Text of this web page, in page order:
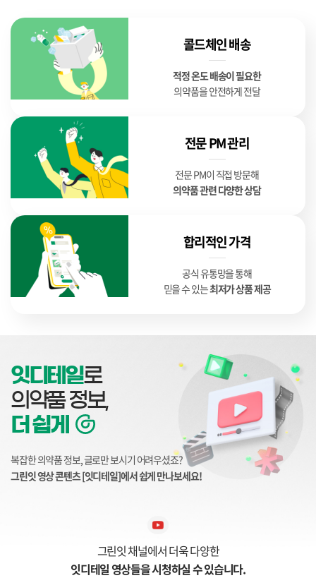
콜드체인 배송
적정 온도 배송이 필요한
의약품을 안전하게 전달
전문 PM 관리
전문 PM이 직접 방문해
의약품 관련 다양한 상담
합리적인 가격
공식 유통망을 통해
믿을 수 있는최저가 상품 제공
잇디테일로
의약품 정보,
더 쉽게
복잡한 의약품 정보, 글로만 보시기 어려우셨죠?
그린잇 영상 콘텐츠 [잇디테일]에서 쉽게 만나보세요!
그린잇 채널에서 더욱 다양한
잇디테일 영상들을 시청하실 수 있습니다.